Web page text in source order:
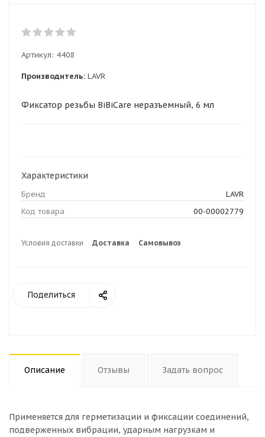
Артикул: 4408
Производитель: LAVR
Фиксатор резьбы BiBiCare неразъемный, 6 мл
Характеристики
Бренд
LAVR
Код товара
00-00002779
Условия доставки Доставка Самовывоз
Поделиться
Описание Отзывы Задать вопрос
Применяется для герметизации и фиксации соединений,
подверженных вибрации, ударным нагрузкам и